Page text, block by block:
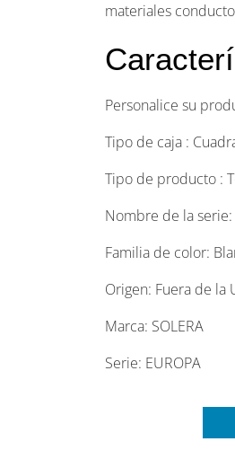
materiales
Personalice su
Tipo de caja :
Tipo de producto :
Nombre de la serie:
Familia de color:
Origen: Fuera de la
Marca: SOLERA
Serie: EUROPA